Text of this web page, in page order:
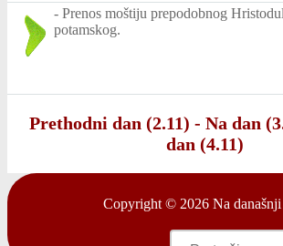
- Prenos moštiju prepodobnog
potamskog.
Prethodni dan (2.11) - Na dan
dan (4.11)
Copyright © 2026 Na današnji